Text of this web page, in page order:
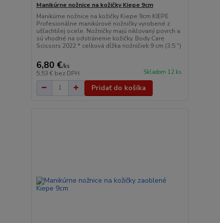
Manikúrne nožnice na kožičky Kiepe 9cm
Manikúrne nožnice na kožičky Kiepe 9cm KIEPE
Profesionálne manikúrové nožničky vyrobené z
ušľachtilej ocele. Nožničky majú niklovaný povrch a
sú vhodné na odstránenie kožičky. Body Care
Scissors 2022 * celková dĺžka nožničiek 9 cm (3,5 ")
6,80 €/ks
5,53 € bez DPH Skladom 12 ks
Pridať do košíka